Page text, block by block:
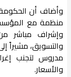
وأضاف أن
منظمة مع
وإشراف مباشر
والتسويق، مشيراً
مدروس لتجنب
والأسعار.